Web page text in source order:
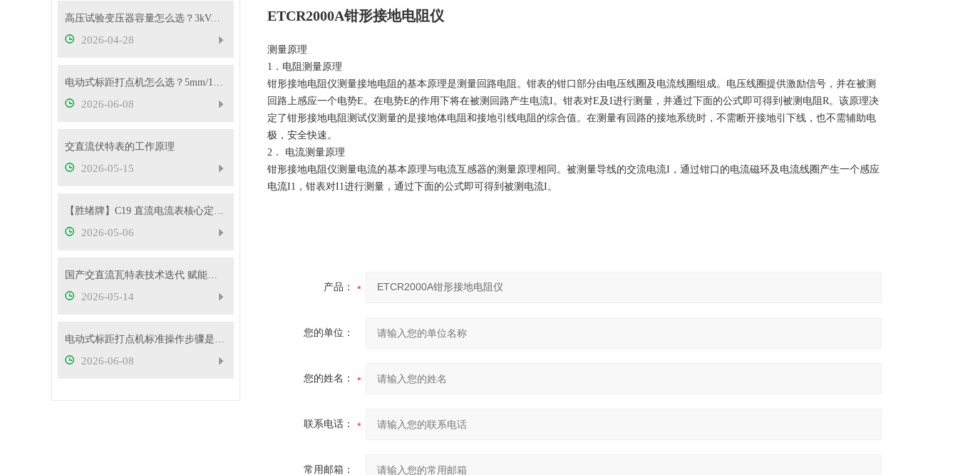
高压试验变压器容量怎么选？3kVA、5kVA、10kVA够用吗
2026-04-28
电动式标距打点机怎么选？5mm/10mm 标距怎么挑？
2026-06-08
交直流伏特表的工作原理
2026-05-15
【胜绪牌】C19 直流电流表核心定位与原理
2026-05-06
国产交直流瓦特表技术迭代 赋能电力精准计量与能效管理
2026-05-14
电动式标距打点机标准操作步骤是什么？5mm/10mm 标距怎么切换？
2026-06-08
ETCR2000A钳形接地电阻仪
测量原理
1．电阻测量原理
钳形接地电阻仪测量接地电阻的基本原理是测量回路电阻。钳表的钳口部分由电压线圈及电流线圈组成。电压线圈提供激励信号，并在被测
回路上感应一个电势E。在电势E的作用下将在被测回路产生电流I。钳表对E及I进行测量，并通过下面的公式即可得到被测电阻R。该原理决
定了钳形接地电阻测试仪测量的是接地体电阻和接地引线电阻的综合值。在测量有回路的接地系统时，不需断开接地引下线，也不需辅助电
极，安全快速。
2． 电流测量原理
钳形接地电阻仪测量电流的基本原理与电流互感器的测量原理相同。被测量导线的交流电流I，通过钳口的电流磁环及电流线圈产生一个感应
电流I1，钳表对I1进行测量，通过下面的公式即可得到被测电流I。
产品：
您的单位：
您的姓名：
联系电话：
常用邮箱：